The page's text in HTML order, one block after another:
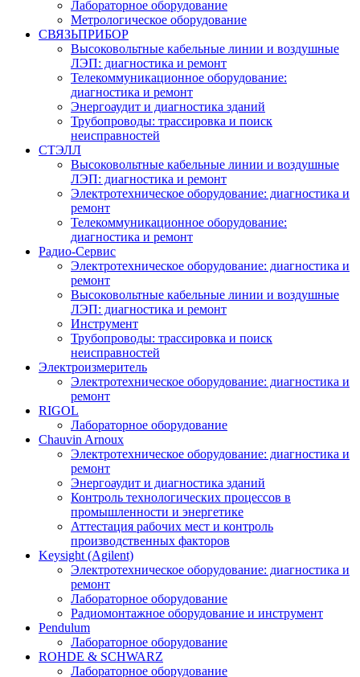
Лабораторное оборудование
Метрологическое оборудование
СВЯЗЬПРИБОР
Высоковольтные кабельные линии и воздушные
ЛЭП: диагностика и ремонт
Телекоммуникационное оборудование:
диагностика и ремонт
Энергоаудит и диагностика зданий
Трубопроводы: трассировка и поиск
неисправностей
СТЭЛЛ
Высоковольтные кабельные линии и воздушные
ЛЭП: диагностика и ремонт
Электротехническое оборудование: диагностика и
ремонт
Телекоммуникационное оборудование:
диагностика и ремонт
Радио-Cервис
Электротехническое оборудование: диагностика и
ремонт
Высоковольтные кабельные линии и воздушные
ЛЭП: диагностика и ремонт
Инструмент
Трубопроводы: трассировка и поиск
неисправностей
Электроизмеритель
Электротехническое оборудование: диагностика и
ремонт
RIGOL
Лабораторное оборудование
Chauvin Arnoux
Электротехническое оборудование: диагностика и
ремонт
Энергоаудит и диагностика зданий
Контроль технологических процессов в
промышленности и энергетике
Аттестация рабочих мест и контроль
производственных факторов
Keysight (Agilent)
Электротехническое оборудование: диагностика и
ремонт
Лабораторное оборудование
Радиомонтажное оборудование и инструмент
Pendulum
Лабораторное оборудование
ROHDE & SCHWARZ
Лабораторное оборудование